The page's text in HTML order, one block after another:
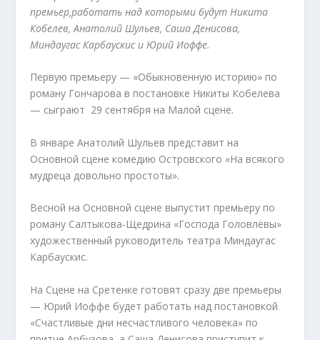
премьер,работать над которыми будут Никита
Кобелев, Анатолий Шульев, Саша Денисова,
Миндаугас Карбаускис и Юрий Иоффе.
Первую премьеру — «Обыкновенную историю» по
роману Гончарова в постановке Никиты Кобелева
— сыграют 29 сентября на Малой сцене.
В январе Анатолий Шульев представит на
Основной сцене комедию Островского «На всякого
мудреца довольно простоты».
Весной на Основной сцене выпустит премьеру по
роману Салтыкова-Щедрина «Господа Головлёвы»
художественный руководитель театра Миндаугас
Карбаускис.
На Сцене на Сретенке готовят сразу две премьеры
— Юрий Иоффе будет работать над постановкой
«Счастливые дни несчастливого человека» по